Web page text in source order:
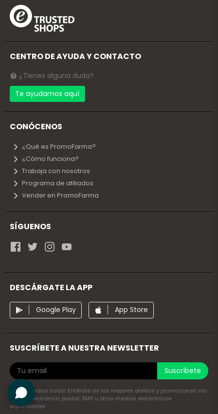
CENTRO DE AYUDA Y CONTACTO
¿Tienes alguna duda?
Te ayudamos aquí
CONÓCENOS
¿Qué es PromoFarma?
¿Cómo funciona?
Trabaja con nosotros
Programa de afiliados
Vender en PromoFarma
SÍGUENOS
DESCÁRGATE LA APP
Google Play App Store
SUSCRÍBETE A NUESTRA NEWSLETTER
Suscríbete
¡No te pierdas nada! Entérate de las mejores ofertas y promociones vía
correo electrónico, postal, SMS u otros medios electrónicos
equivalentes